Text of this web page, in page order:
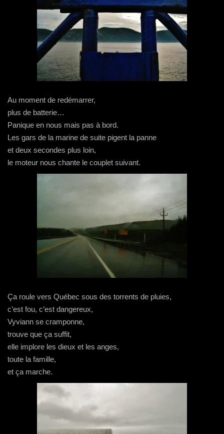
Au moment de redémarrer,
plus de batterie…
Panique en nous mais pas à bord.
Les gars de la marine de suite pigent la panne
et deux secondes plus loin,
le moteur nous chante le couplet suivant.
Ça roule vers Québec sous des torrents de pluies,
c’est fou, c’est dangereux,
Vyviann se cramponne,
trouve que ça suffit,
elle implore les dieux et les anges,
toute la famille,
et ça marche.